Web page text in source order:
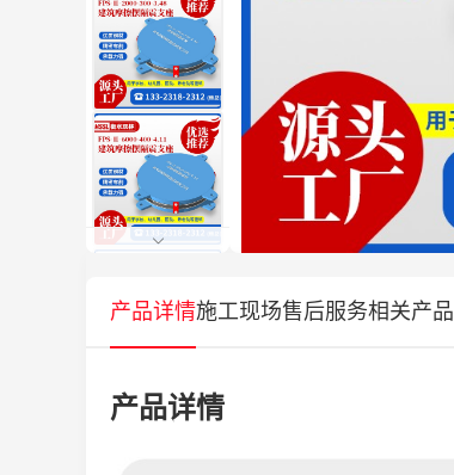
产品详情施工现场售后服务相关产品
产品详情